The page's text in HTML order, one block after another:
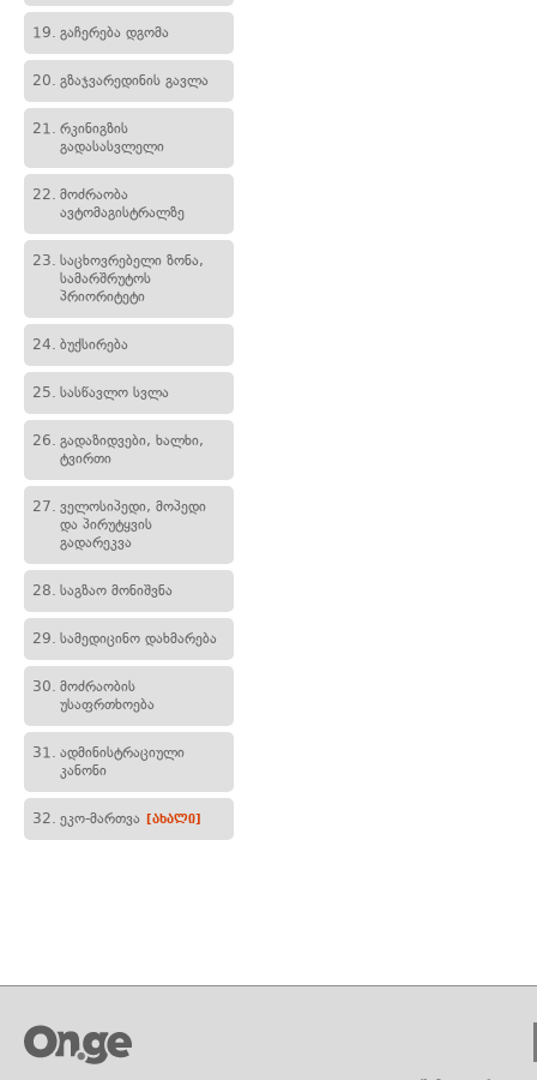
19. გაჩერება დგომა
20. გზაჯვარედინის გავლა
21. რკინიგზის
გადასასვლელი
22. მოძრაობა
ავტომაგისტრალზე
23. საცხოვრებელი ზონა,
სამარშრუტოს
პრიორიტეტი
24. ბუქსირება
25. სასწავლო სვლა
26. გადაზიდვები, ხალხი,
ტვირთი
27. ველოსიპედი, მოპედი
და პირუტყვის
გადარეკვა
28. საგზაო მონიშვნა
29. სამედიცინო დახმარება
30. მოძრაობის
უსაფრთხოება
31. ადმინისტრაციული
კანონი
32. ეკო-მართვა [ახალი]